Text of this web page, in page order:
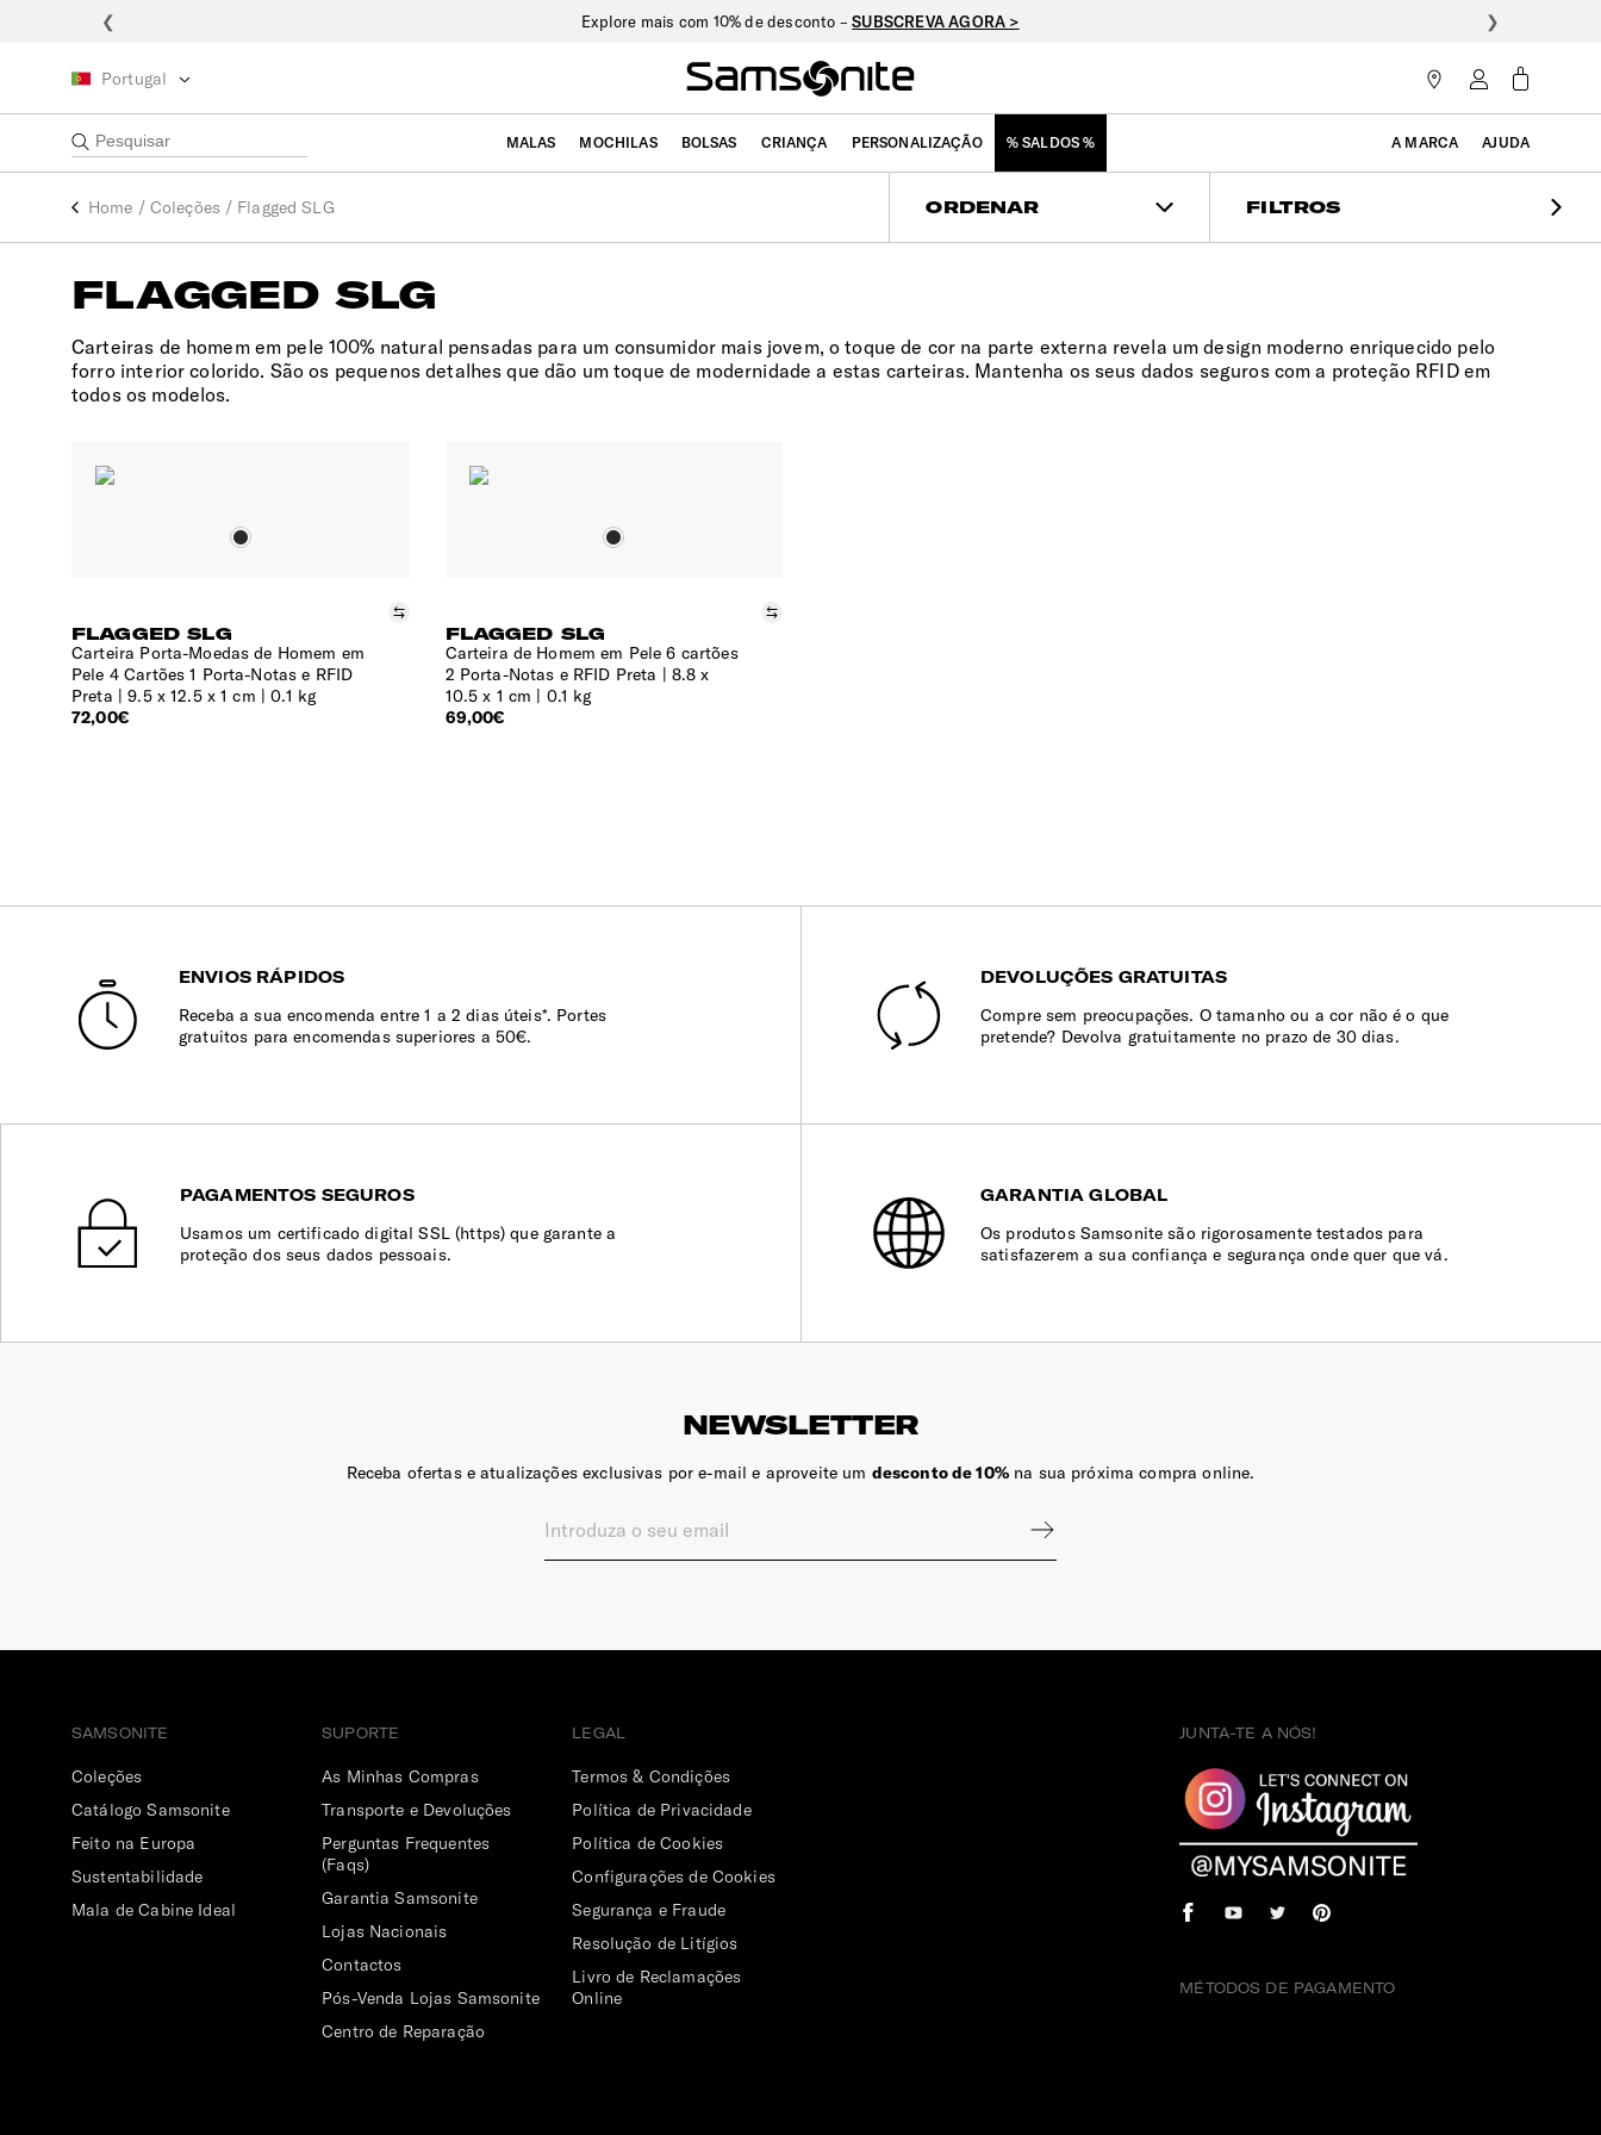
Explore mais com 10% de desconto –SUBSCREVA AGORA >
❮ ❯
Portugal
MALAS MOCHILAS BOLSAS CRIANÇA PERSONALIZAÇÃO % SALDOS % A MARCA AJUDA
Home / Coleções / Flagged SLG ORDENAR FILTROS
FLAGGED SLG
Carteiras de homem em pele 100% natural pensadas para um consumidor mais jovem, o toque de cor na parte externa revela um design moderno enriquecido pelo
forro interior colorido. São os pequenos detalhes que dão um toque de modernidade a estas carteiras. Mantenha os seus dados seguros com a proteção RFID em
todos os modelos.
FLAGGED SLG
Carteira Porta-Moedas de Homem em
Pele 4 Cartões 1 Porta-Notas e RFID
Preta
9.5 x 12.5 x 1 cm | 0.1 kg
Comparar
72,00€
FLAGGED SLG
Carteira de Homem em Pele 6 cartões
2 Porta-Notas e RFID Preta
8.8 x
10.5 x 1 cm | 0.1 kg
69,00€
ENVIOS RÁPIDOS
Receba a sua encomenda entre 1 a 2 dias úteis*. Portes
gratuitos para encomendas superiores a 50€.
DEVOLUÇÕES GRATUITAS
Compre sem preocupações. O tamanho ou a cor não é o que
pretende? Devolva gratuitamente no prazo de 30 dias.
PAGAMENTOS SEGUROS
Usamos um certificado digital SSL (https) que garante a
proteção dos seus dados pessoais.
GARANTIA GLOBAL
Os produtos Samsonite são rigorosamente testados para
satisfazerem a sua confiança e segurança onde quer que vá.
NEWSLETTER
Receba ofertas e atualizações exclusivas por e-mail e aproveite um desconto de 10%na sua próxima compra online.
SAMSONITE
Coleções
Catálogo Samsonite
Feito na Europa
Sustentabilidade
Mala de Cabine Ideal
SUPORTE
As Minhas Compras
Transporte e Devoluções
Perguntas Frequentes
(Faqs)
Garantia Samsonite
Lojas Nacionais
Contactos
Pós-Venda Lojas Samsonite
Centro de Reparação
LEGAL
Termos & Condições
Política de Privacidade
Política de Cookies
Configurações de Cookies
Segurança e Fraude
Resolução de Litígios
Livro de Reclamações
Online
MÉTODOS DE PAGAMENTO
JUNTA-TE A NÓS!